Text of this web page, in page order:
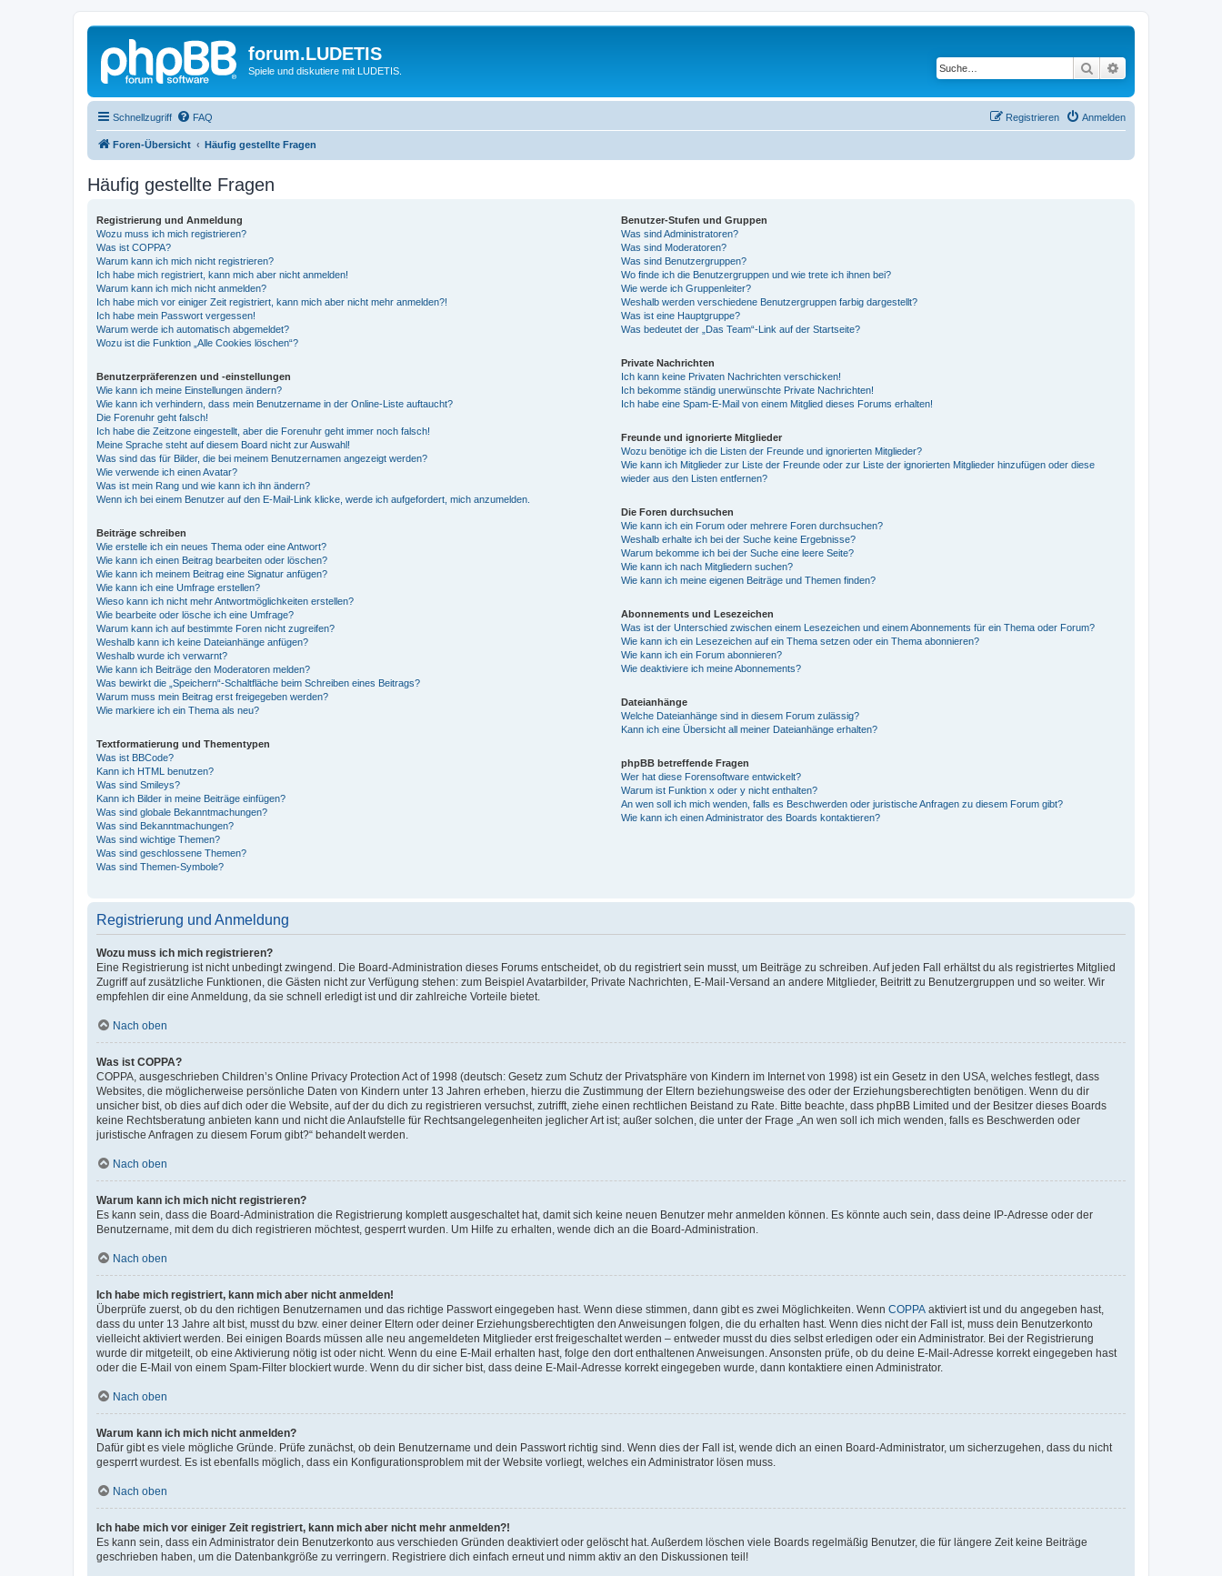
forum.LUDETIS
Spiele und diskutiere mit LUDETIS. Suche
Schnellzugriff FAQ Anmelden
Registrieren
Foren-Übersicht Häufig gestellte Fragen
Häufig gestellte Fragen
Registrierung und Anmeldung
Wozu muss ich mich registrieren?
Was ist COPPA?
Warum kann ich mich nicht registrieren?
Ich habe mich registriert, kann mich aber nicht anmelden!
Warum kann ich mich nicht anmelden?
Ich habe mich vor einiger Zeit registriert, kann mich aber nicht mehr anmelden?!
Ich habe mein Passwort vergessen!
Warum werde ich automatisch abgemeldet?
Wozu ist die Funktion „Alle Cookies löschen“?
Benutzerpräferenzen und -einstellungen
Wie kann ich meine Einstellungen ändern?
Wie kann ich verhindern, dass mein Benutzername in der Online-Liste auftaucht?
Die Forenuhr geht falsch!
Ich habe die Zeitzone eingestellt, aber die Forenuhr geht immer noch falsch!
Meine Sprache steht auf diesem Board nicht zur Auswahl!
Was sind das für Bilder, die bei meinem Benutzernamen angezeigt werden?
Wie verwende ich einen Avatar?
Was ist mein Rang und wie kann ich ihn ändern?
Wenn ich bei einem Benutzer auf den E-Mail-Link klicke, werde ich aufgefordert, mich anzumelden.
Beiträge schreiben
Wie erstelle ich ein neues Thema oder eine Antwort?
Wie kann ich einen Beitrag bearbeiten oder löschen?
Wie kann ich meinem Beitrag eine Signatur anfügen?
Wie kann ich eine Umfrage erstellen?
Wieso kann ich nicht mehr Antwortmöglichkeiten erstellen?
Wie bearbeite oder lösche ich eine Umfrage?
Warum kann ich auf bestimmte Foren nicht zugreifen?
Weshalb kann ich keine Dateianhänge anfügen?
Weshalb wurde ich verwarnt?
Wie kann ich Beiträge den Moderatoren melden?
Was bewirkt die „Speichern“-Schaltfläche beim Schreiben eines Beitrags?
Warum muss mein Beitrag erst freigegeben werden?
Wie markiere ich ein Thema als neu?
Textformatierung und Thementypen
Was ist BBCode?
Kann ich HTML benutzen?
Was sind Smileys?
Kann ich Bilder in meine Beiträge einfügen?
Was sind globale Bekanntmachungen?
Was sind Bekanntmachungen?
Was sind wichtige Themen?
Was sind geschlossene Themen?
Was sind Themen-Symbole?
Benutzer-Stufen und Gruppen
Was sind Administratoren?
Was sind Moderatoren?
Was sind Benutzergruppen?
Wo finde ich die Benutzergruppen und wie trete ich ihnen bei?
Wie werde ich Gruppenleiter?
Weshalb werden verschiedene Benutzergruppen farbig dargestellt?
Was ist eine Hauptgruppe?
Was bedeutet der „Das Team“-Link auf der Startseite?
Private Nachrichten
Ich kann keine Privaten Nachrichten verschicken!
Ich bekomme ständig unerwünschte Private Nachrichten!
Ich habe eine Spam-E-Mail von einem Mitglied dieses Forums erhalten!
Freunde und ignorierte Mitglieder
Wozu benötige ich die Listen der Freunde und ignorierten Mitglieder?
Wie kann ich Mitglieder zur Liste der Freunde oder zur Liste der ignorierten Mitglieder hinzufügen oder diese
wieder aus den Listen entfernen?
Die Foren durchsuchen
Wie kann ich ein Forum oder mehrere Foren durchsuchen?
Weshalb erhalte ich bei der Suche keine Ergebnisse?
Warum bekomme ich bei der Suche eine leere Seite?
Wie kann ich nach Mitgliedern suchen?
Wie kann ich meine eigenen Beiträge und Themen finden?
Abonnements und Lesezeichen
Was ist der Unterschied zwischen einem Lesezeichen und einem Abonnements für ein Thema oder Forum?
Wie kann ich ein Lesezeichen auf ein Thema setzen oder ein Thema abonnieren?
Wie kann ich ein Forum abonnieren?
Wie deaktiviere ich meine Abonnements?
Dateianhänge
Welche Dateianhänge sind in diesem Forum zulässig?
Kann ich eine Übersicht all meiner Dateianhänge erhalten?
phpBB betreffende Fragen
Wer hat diese Forensoftware entwickelt?
Warum ist Funktion x oder y nicht enthalten?
An wen soll ich mich wenden, falls es Beschwerden oder juristische Anfragen zu diesem Forum gibt?
Wie kann ich einen Administrator des Boards kontaktieren?
Registrierung und Anmeldung
Wozu muss ich mich registrieren?
Eine Registrierung ist nicht unbedingt zwingend. Die Board-Administration dieses Forums entscheidet, ob du registriert sein musst, um Beiträge zu schreiben. Auf jeden Fall erhältst du als registriertes Mitglied
Zugriff auf zusätzliche Funktionen, die Gästen nicht zur Verfügung stehen: zum Beispiel Avatarbilder, Private Nachrichten, E-Mail-Versand an andere Mitglieder, Beitritt zu Benutzergruppen und so weiter. Wir
empfehlen dir eine Anmeldung, da sie schnell erledigt ist und dir zahlreiche Vorteile bietet.
Nach oben
Was ist COPPA?
COPPA, ausgeschrieben Children’s Online Privacy Protection Act of 1998 (deutsch: Gesetz zum Schutz der Privatsphäre von Kindern im Internet von 1998) ist ein Gesetz in den USA, welches festlegt, dass
Websites, die möglicherweise persönliche Daten von Kindern unter 13 Jahren erheben, hierzu die Zustimmung der Eltern beziehungsweise des oder der Erziehungsberechtigten benötigen. Wenn du dir
unsicher bist, ob dies auf dich oder die Website, auf der du dich zu registrieren versuchst, zutrifft, ziehe einen rechtlichen Beistand zu Rate. Bitte beachte, dass phpBB Limited und der Besitzer dieses Boards
keine Rechtsberatung anbieten kann und nicht die Anlaufstelle für Rechtsangelegenheiten jeglicher Art ist; außer solchen, die unter der Frage „An wen soll ich mich wenden, falls es Beschwerden oder
juristische Anfragen zu diesem Forum gibt?“ behandelt werden.
Nach oben
Warum kann ich mich nicht registrieren?
Es kann sein, dass die Board-Administration die Registrierung komplett ausgeschaltet hat, damit sich keine neuen Benutzer mehr anmelden können. Es könnte auch sein, dass deine IP-Adresse oder der
Benutzername, mit dem du dich registrieren möchtest, gesperrt wurden. Um Hilfe zu erhalten, wende dich an die Board-Administration.
Nach oben
Ich habe mich registriert, kann mich aber nicht anmelden!
Überprüfe zuerst, ob du den richtigen Benutzernamen und das richtige Passwort eingegeben hast. Wenn diese stimmen, dann gibt es zwei Möglichkeiten. Wenn COPPA aktiviert ist und du angegeben hast,
dass du unter 13 Jahre alt bist, musst du bzw. einer deiner Eltern oder deiner Erziehungsberechtigten den Anweisungen folgen, die du erhalten hast. Wenn dies nicht der Fall ist, muss dein Benutzerkonto
vielleicht aktiviert werden. Bei einigen Boards müssen alle neu angemeldeten Mitglieder erst freigeschaltet werden – entweder musst du dies selbst erledigen oder ein Administrator. Bei der Registrierung
wurde dir mitgeteilt, ob eine Aktivierung nötig ist oder nicht. Wenn du eine E-Mail erhalten hast, folge den dort enthaltenen Anweisungen. Ansonsten prüfe, ob du deine E-Mail-Adresse korrekt eingegeben hast
oder die E-Mail von einem Spam-Filter blockiert wurde. Wenn du dir sicher bist, dass deine E-Mail-Adresse korrekt eingegeben wurde, dann kontaktiere einen Administrator.
Nach oben
Warum kann ich mich nicht anmelden?
Dafür gibt es viele mögliche Gründe. Prüfe zunächst, ob dein Benutzername und dein Passwort richtig sind. Wenn dies der Fall ist, wende dich an einen Board-Administrator, um sicherzugehen, dass du nicht
gesperrt wurdest. Es ist ebenfalls möglich, dass ein Konfigurationsproblem mit der Website vorliegt, welches ein Administrator lösen muss.
Nach oben
Ich habe mich vor einiger Zeit registriert, kann mich aber nicht mehr anmelden?!
Es kann sein, dass ein Administrator dein Benutzerkonto aus verschieden Gründen deaktiviert oder gelöscht hat. Außerdem löschen viele Boards regelmäßig Benutzer, die für längere Zeit keine Beiträge
geschrieben haben, um die Datenbankgröße zu verringern. Registriere dich einfach erneut und nimm aktiv an den Diskussionen teil!